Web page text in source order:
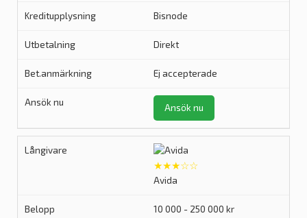
Bisnode
Direkt
Ej accepterade
Ansök nu
★★★☆☆
Avida
10 000 - 250 000 kr